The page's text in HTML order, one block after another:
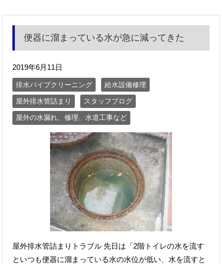
便器に溜まっている水が急に減ってきた
2019年6月11日
排水パイプクリーニング 給水設備修理
屋外排水管詰まり スタッフブログ
屋外の水漏れ、修理、水道工事など
屋外排水管詰まりトラブル 先日は「2階トイレの水を流す
といつも便器に溜まっている水の水位が低い、水を流すと